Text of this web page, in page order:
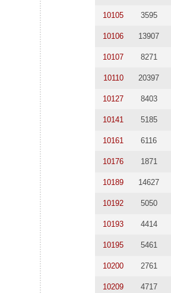
10105 3595
10106 13907
10107 8271
10110 20397
10127 8403
10141 5185
10161 6116
10176 1871
10189 14627
10192 5050
10193 4414
10195 5461
10200 2761
10209 4717